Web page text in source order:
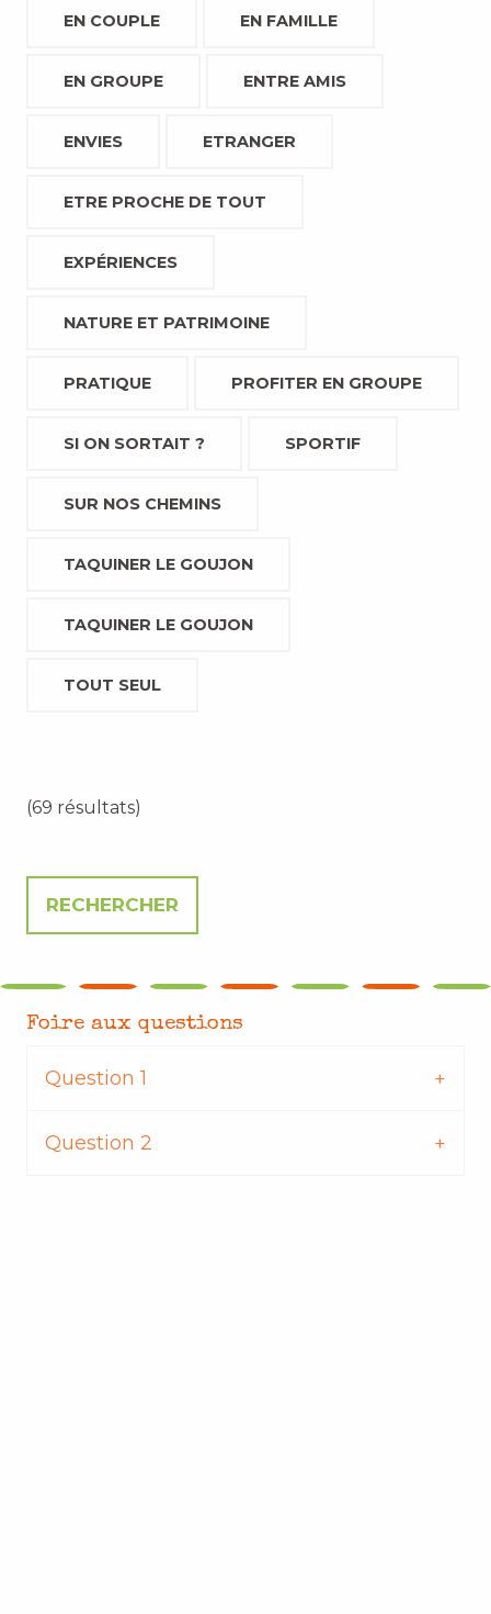
EN COUPLE EN FAMILLE
EN GROUPE ENTRE AMIS
ENVIES ETRANGER
ETRE PROCHE DE TOUT
EXPÉRIENCES
NATURE ET PATRIMOINE
PRATIQUE PROFITER EN GROUPE
SI ON SORTAIT ? SPORTIF
SUR NOS CHEMINS
TAQUINER LE GOUJON
TAQUINER LE GOUJON
TOUT SEUL
(69 résultats)
Foire aux questions
Question 1
Question 2